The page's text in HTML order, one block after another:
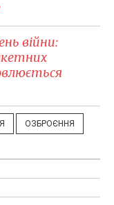
війни:
ОЗБРОЄННЯ